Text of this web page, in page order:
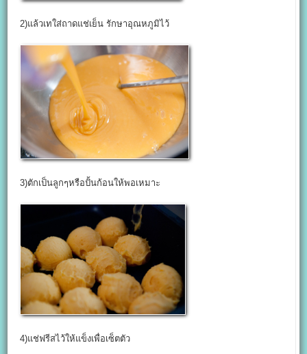
2)แล้วเทใส่ถาดแช่เย็น รักษาอุณหภูมิไว้
3)ตักเป็นลูกๆหรือปั้นก้อนให้พอเหมาะ
4)แช่ฟรีสไว้ให้แข็งเพื่อเซ็ตตัว